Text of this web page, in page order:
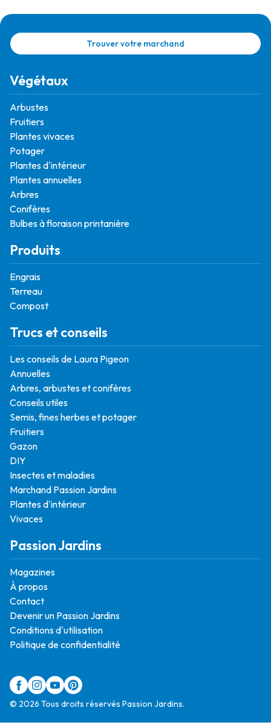
Trouver votre marchand
Végétaux
Arbustes
Fruitiers
Plantes vivaces
Potager
Plantes d'intérieur
Plantes annuelles
Arbres
Conifères
Bulbes à floraison printanière
Produits
Engrais
Terreau
Compost
Trucs et conseils
Les conseils de Laura Pigeon
Annuelles
Arbres, arbustes et conifères
Conseils utiles
Semis, fines herbes et potager
Fruitiers
Gazon
DIY
Insectes et maladies
Marchand Passion Jardins
Plantes d'intérieur
Vivaces
Passion Jardins
Magazines
À propos
Contact
Devenir un Passion Jardins
Conditions d'utilisation
Politique de confidentialité
© 2026 Tous droits réservés Passion Jardins.